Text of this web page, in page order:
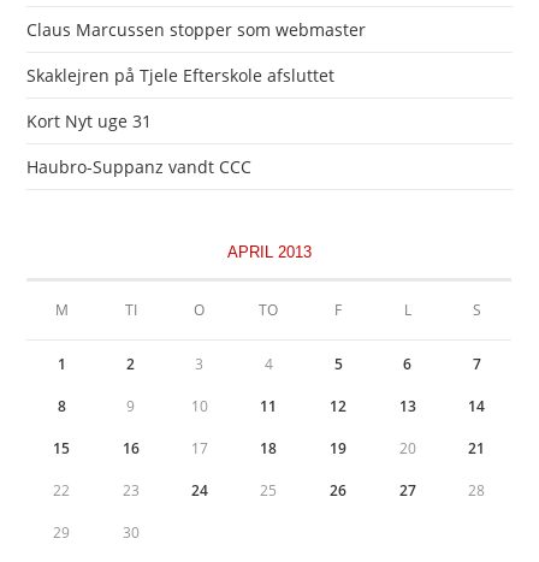
Claus Marcussen stopper som webmaster
Skaklejren på Tjele Efterskole afsluttet
Kort Nyt uge 31
Haubro-Suppanz vandt CCC
APRIL 2013
M TI O TO F L S
1 2 3 4 5 6 7
8 9 10 11 12 13 14
15 16 17 18 19 20 21
22 23 24 25 26 27 28
29 30